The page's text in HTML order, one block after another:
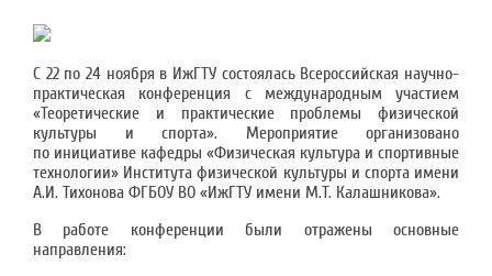
С 22 по 24 ноября в ИжГТУ состоялась Всероссийская научно-
практическая конференция с международным участием
«Теоретические и практические проблемы физической
культуры и спорта». Мероприятие организовано
по инициативе кафедры «Физическая культура и спортивные
технологии» Института физической культуры и спорта имени
А.И. Тихонова ФГБОУ ВО «ИжГТУ имени М.Т. Калашникова».
В работе конференции были отражены основные
направления: